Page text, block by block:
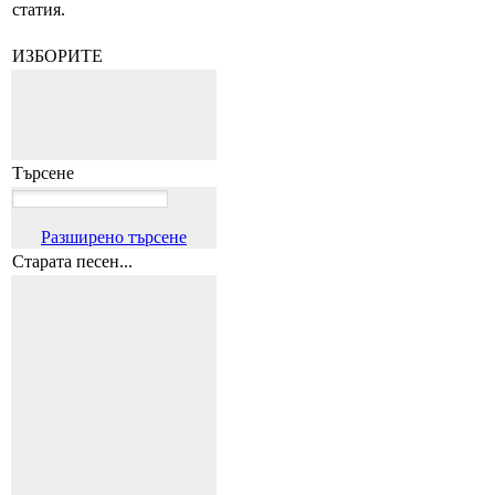
статия.
ИЗБОРИТЕ
Търсене
Разширено търсене
Старата песен...